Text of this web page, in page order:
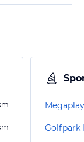
Golfpark